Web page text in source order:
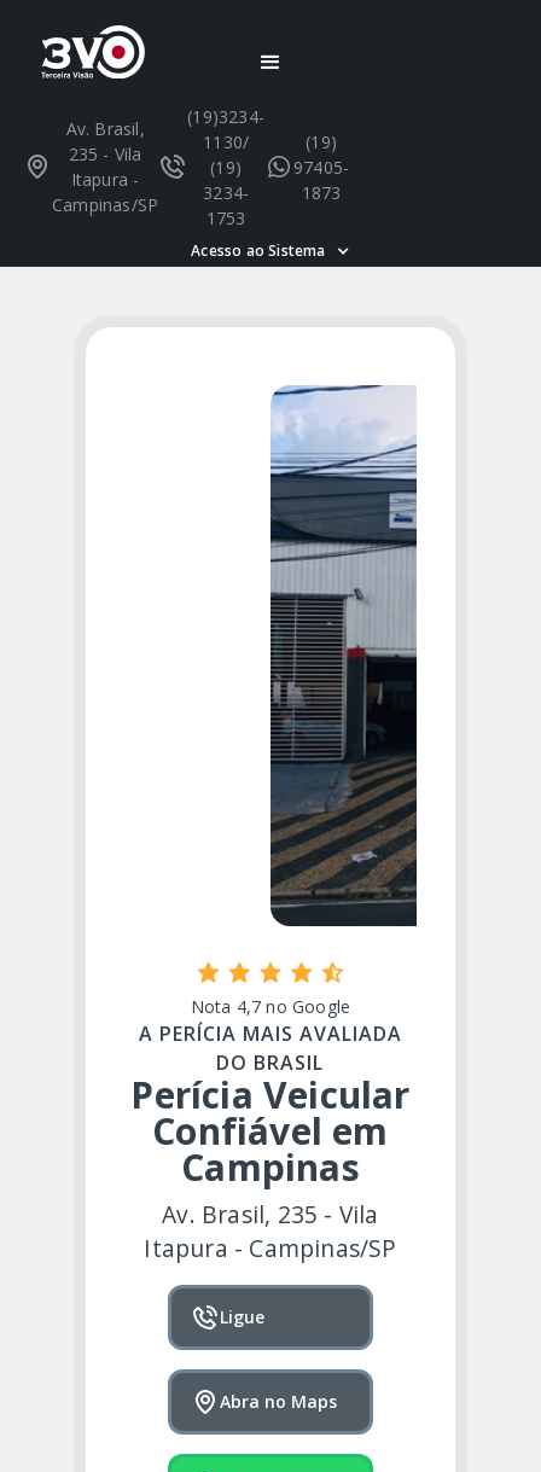
Av. Brasil,
235 - Vila
Itapura -
Campinas/SP
(19)3234-
1130/
(19)
3234-
1753
(19)
97405-
1873
Acesso ao Sistema
Nota 4,7 no Google
A PERÍCIA MAIS AVALIADA
DO BRASIL
Perícia Veicular
Confiável em
Campinas
Av. Brasil, 235 - Vila
Itapura - Campinas/SP
Ligue
Abra no Maps